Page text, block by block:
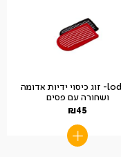
lodge- זוג כיסוי ידיות אדומה
ושחורה עם פסים
₪45